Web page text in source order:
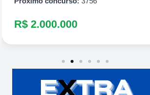
R$ 2.000.000